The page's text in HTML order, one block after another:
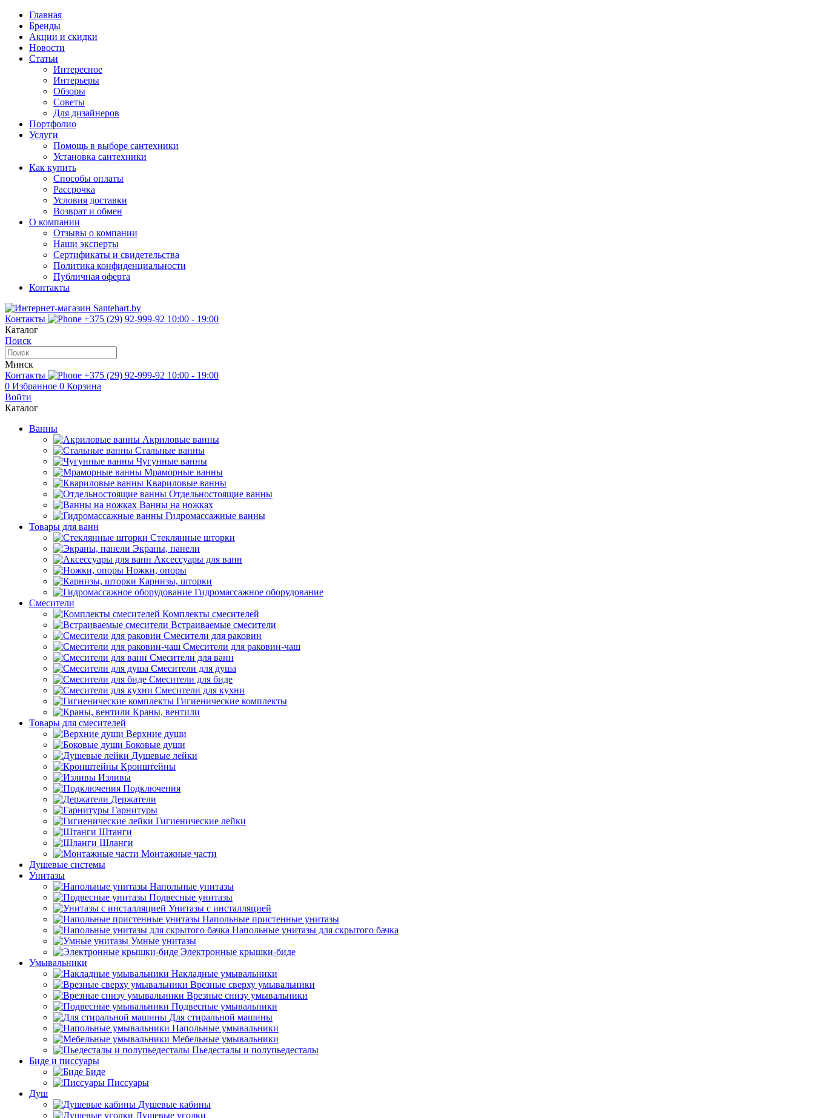
Главная
Бренды
Акции и скидки
Новости
Статьи
Интересное
Интерьеры
Обзоры
Советы
Для дизайнеров
Портфолио
Услуги
Помощь в выборе сантехники
Установка сантехники
Как купить
Способы оплаты
Рассрочка
Условия доставки
Возврат и обмен
О компании
Отзывы о компании
Наши эксперты
Сертификаты и свидетельства
Политика конфиденциальности
Публичная оферта
Контакты
Контакты +375 (29) 92-999-92 10:00 - 19:00
Каталог
Поиск
Минск
Контакты
+375 (29) 92-999-92 10:00 - 19:00
0 Избранное 0 Корзина
Войти
Каталог
Ванны
Акриловые ванны
Стальные ванны
Чугунные ванны
Мраморные ванны
Квариловые ванны
Отдельностоящие ванны
Ванны на ножках
Гидромассажные ванны
Товары для ванн
Стеклянные шторки
Экраны, панели
Аксессуары для ванн
Ножки, опоры
Карнизы, шторки
Гидромассажное оборудование
Смесители
Комплекты смесителей
Встраиваемые смесители
Смесители для раковин
Смесители для раковин-чаш
Смесители для ванн
Смесители для душа
Смесители для биде
Смесители для кухни
Гигиенические комплекты
Краны, вентили
Товары для смесителей
Верхние души
Боковые души
Душевые лейки
Кронштейны
Изливы
Подключения
Держатели
Гарнитуры
Гигиенические лейки
Штанги
Шланги
Монтажные части
Душевые системы
Унитазы
Напольные унитазы
Подвесные унитазы
Унитазы с инсталляцией
Напольные пристенные унитазы
Напольные унитазы для скрытого бачка
Умные унитазы
Электронные крышки-биде
Умывальники
Накладные умывальники
Врезные сверху умывальники
Врезные снизу умывальники
Подвесные умывальники
Для стиральной машины
Напольные умывальники
Мебельные умывальники
Пьедесталы и полупьедесталы
Биде и писсуары
Биде
Писсуары
Душ
Душевые кабины
Душевые уголки